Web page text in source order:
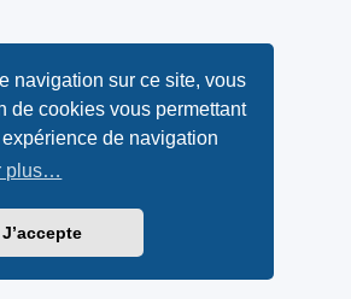
navigation sur ce site, vous
de cookies vous permettant
de navigation
plus…
J’accepte